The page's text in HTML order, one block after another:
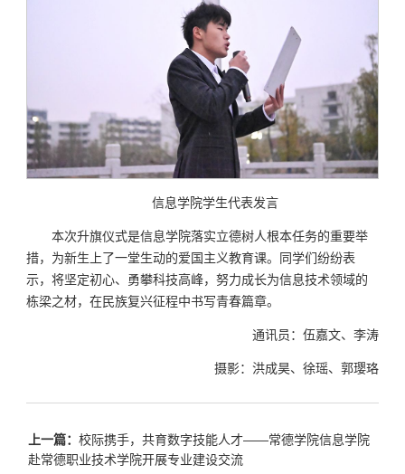
信息学院学生代表发言
本次升旗仪式是信息学院落实立德树人根本任务的重要举
措，为新生上了一堂生动的爱国主义教育课。同学们纷纷表
示，将坚定初心、勇攀科技高峰，努力成长为信息技术领域的
栋梁之材，在民族复兴征程中书写青春篇章。
通讯员：伍嘉文、李涛
摄影：洪成昊、徐瑶、郭璎珞
上一篇： 校际携手，共育数字技能人才——常德学院信息学院
赴常德职业技术学院开展专业建设交流